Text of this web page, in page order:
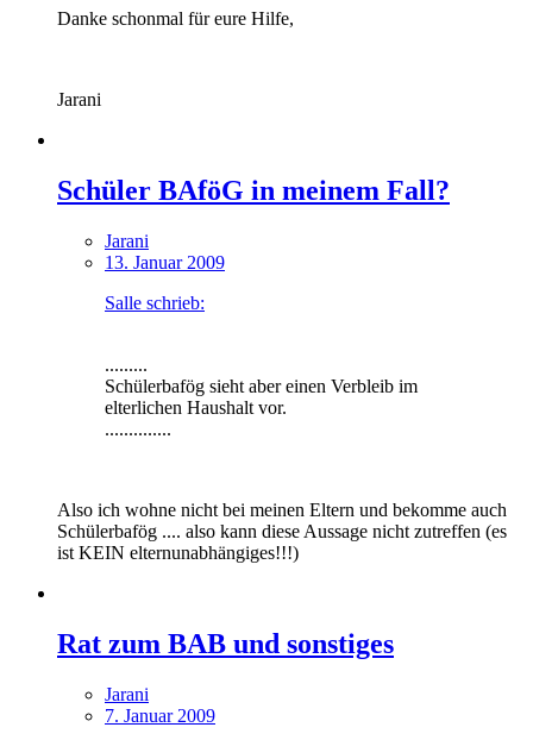
Danke schonmal für eure Hilfe,
Jarani
Schüler BAföG in meinem Fall?
Jarani
13. Januar 2009
Salle schrieb:
.........
Schülerbafög sieht aber einen Verbleib im
elterlichen Haushalt vor.
..............
Also ich wohne nicht bei meinen Eltern und bekomme auch
Schülerbafög .... also kann diese Aussage nicht zutreffen (es
ist KEIN elternunabhängiges!!!)
Rat zum BAB und sonstiges
Jarani
7. Januar 2009